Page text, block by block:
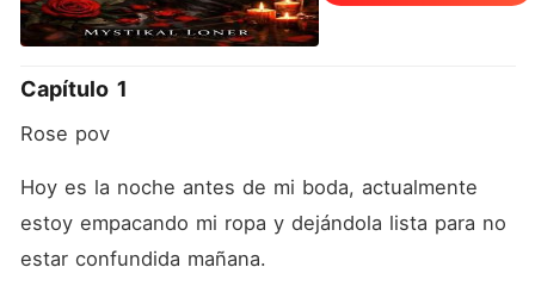
día de su boda. La noche
anterior a la boda, lo
emborracharse y terminó
mafioso, quien, sin que ella
Capítulo 1
Rose pov
Hoy es la noche antes de mi boda, actualmente
estoy empacando mi ropa y dejándola lista para no
estar confundida mañana.